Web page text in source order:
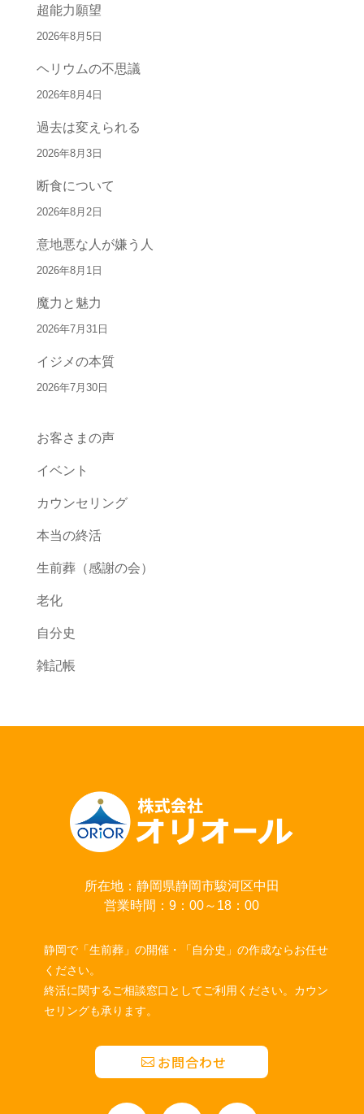
超能力願望
2026年8月5日
ヘリウムの不思議
2026年8月4日
過去は変えられる
2026年8月3日
断食について
2026年8月2日
意地悪な人が嫌う人
2026年8月1日
魔力と魅力
2026年7月31日
イジメの本質
2026年7月30日
お客さまの声
イベント
カウンセリング
本当の終活
生前葬（感謝の会）
老化
自分史
雑記帳
所在地：静岡県静岡市駿河区中田
営業時間：9：00～18：00
静岡で「生前葬」の開催・「自分史」の作成ならお任せ
ください。
終活に関するご相談窓口としてご利用ください。カウン
セリングも承ります。
お問合わせ